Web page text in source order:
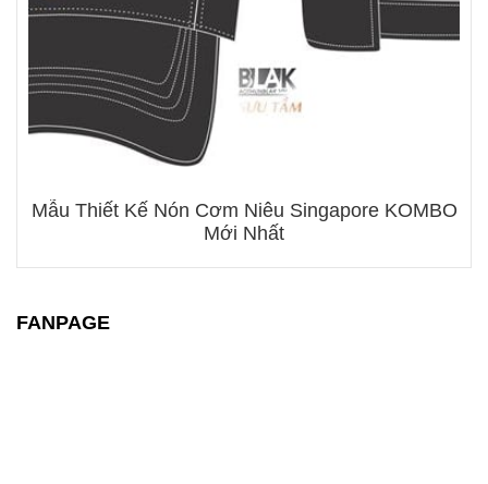
Mẫu Thiết Kế Nón Cơm Niêu Singapore KOMBO
Mới Nhất
FANPAGE